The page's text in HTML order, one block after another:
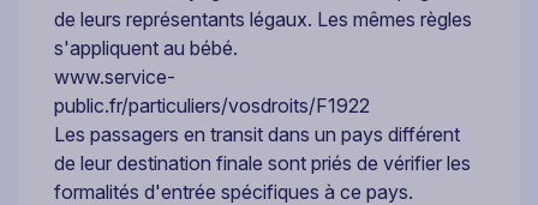
de leurs représentants légaux. Les mêmes règles
s'appliquent au bébé.
www.service-
public.fr/particuliers/vosdroits/F1922
Les passagers en transit dans un pays différent
de leur destination finale sont priés de vérifier les
formalités d'entrée spécifiques à ce pays.